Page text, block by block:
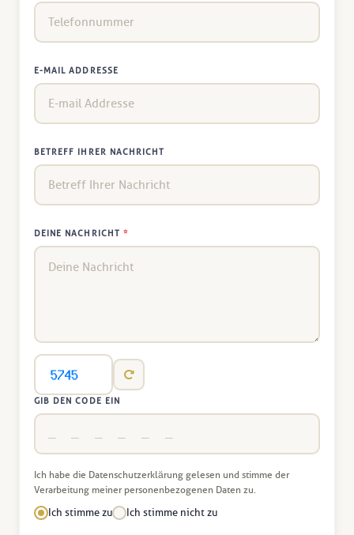
E-MAIL ADDRESSE
BETREFF IHRER NACHRICHT
DEINE NACHRICHT *
GIB DEN CODE EIN
Ich habe die Datenschutzerklärung gelesen und stimme der
Verarbeitung meiner personenbezogenen Daten zu.
Ich stimme zu Ich stimme nicht zu